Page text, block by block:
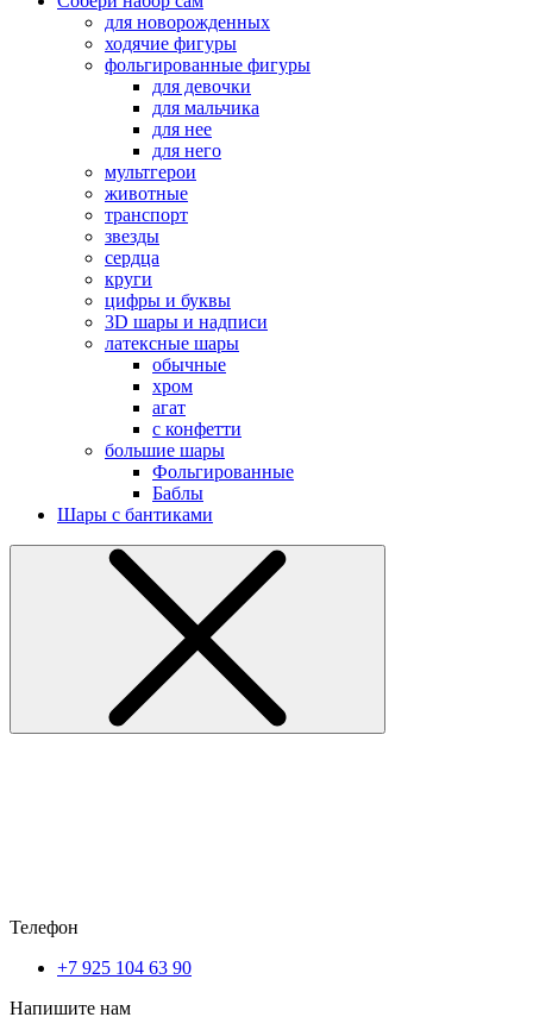
для новорожденных
ходячие фигуры
фольгированные фигуры
для девочки
для мальчика
для нее
для него
мультгерои
животные
транспорт
звезды
сердца
круги
цифры и буквы
3D шары и надписи
латексные шары
обычные
хром
агат
с конфетти
большие шары
Фольгированные
Баблы
Шары с бантиками
Телефон
+7 925 104 63 90
Напишите нам